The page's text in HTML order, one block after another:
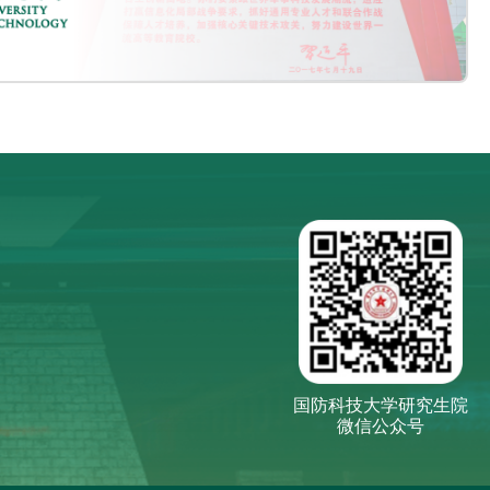
国防科技大学研究生院
微信公众号